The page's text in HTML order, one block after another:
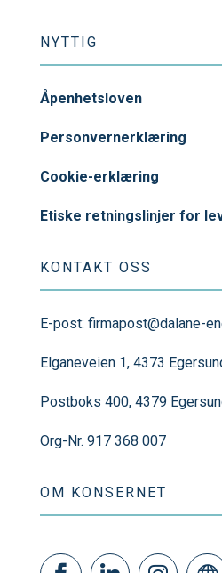
NYTTIG
Åpenhetsloven
Personvernerklæring
Cookie-erklæring
Etiske retningslinjer for
KONTAKT OSS
E-post: firmapost@dalane-
Elganeveien 1, 4373
Postboks 400, 4379
Org-Nr. 917 368 007
OM KONSERNET